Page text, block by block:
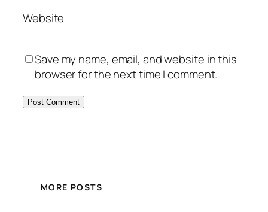
Website
Save my name, email, and website in this
browser for the next time I comment.
MORE POSTS